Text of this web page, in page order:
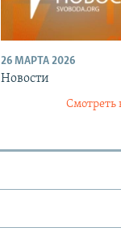
26 МАРТА 2026
Новости
Смотреть